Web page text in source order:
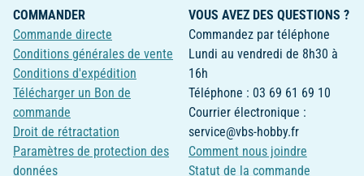
COMMANDER
Commande directe
Conditions générales de vente
Conditions d'expédition
Télécharger un Bon de
commande
Droit de rétractation
Paramètres de protection des
données
VOUS AVEZ DES QUESTIONS ?
Commandez par téléphone
Lundi au vendredi de 8h30 à
16h
Téléphone : 03 69 61 69 10
Courrier électronique :
service@vbs-hobby.fr
Comment nous joindre
Statut de la commande